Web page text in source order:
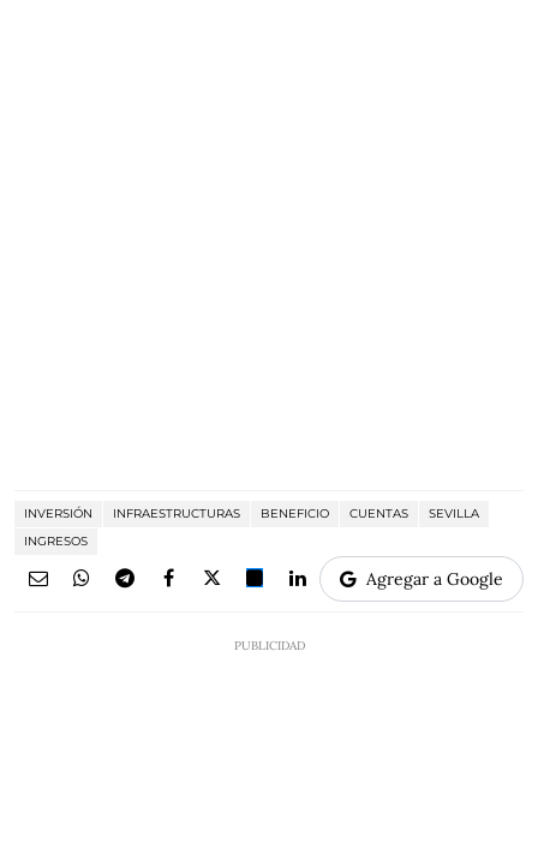
INVERSIÓN INFRAESTRUCTURAS BENEFICIO CUENTAS
SEVILLA
INGRESOS
Agregar a Google